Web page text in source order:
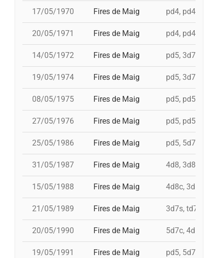
17/05/1970 Fires de Maig pd4, pd4, pd4,
20/05/1971 Fires de Maig pd4, pd4, pd5,
14/05/1972 Fires de Maig pd5, 3d7c,
19/05/1974 Fires de Maig pd5, 3d7, td7c,
08/05/1975 Fires de Maig pd5, pd5, 3d7,
27/05/1976 Fires de Maig pd5, pd5, pd5,
25/05/1986 Fires de Maig pd5, 5d7, td7,
31/05/1987 Fires de Maig 4d8, 3d8, td8fc
15/05/1988 Fires de Maig 4d8c, 3d8c,
21/05/1989 Fires de Maig 3d7s, td7, 4d8
20/05/1990 Fires de Maig 5d7c, 4d8, i
19/05/1991 Fires de Maig pd5, 5d7, td7,